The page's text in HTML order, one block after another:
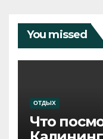
You missed
ОТДЫХ
Что